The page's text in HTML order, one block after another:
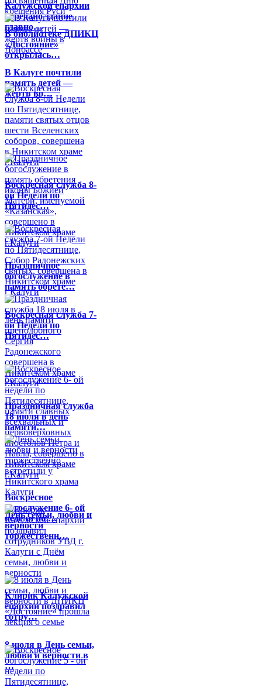
Калужской епархии
передано здание
главно…
В библиотеке ДПИКЦ
«Достояние»
открылась…
В Калуге почтили
память детей —
жертв во…
Воскресная служба 8-
ой Недели по
Пятидес…
Праздничное
богослужение в
память обрете…
Воскресная служба 7-
ой Недели по
Пятидес…
Праздничная служба
18 июля в день
памяти…
Воскресное
богослужение 6- ой
недели по …
День семьи, любви и
верности
торжественн…
Клирик Калужской
епархии поздравил
сотру…
8 июля в День семьи,
любви и верности в
…